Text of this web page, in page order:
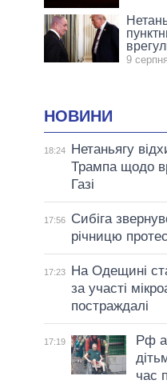
9
НОВИНИ
18:24
Нетаньягу
Трампа щодо
Газі
17:56
Сибіга
річницю
17:23
На Одещині
за участі
постраждалі
17:19
Рф
час